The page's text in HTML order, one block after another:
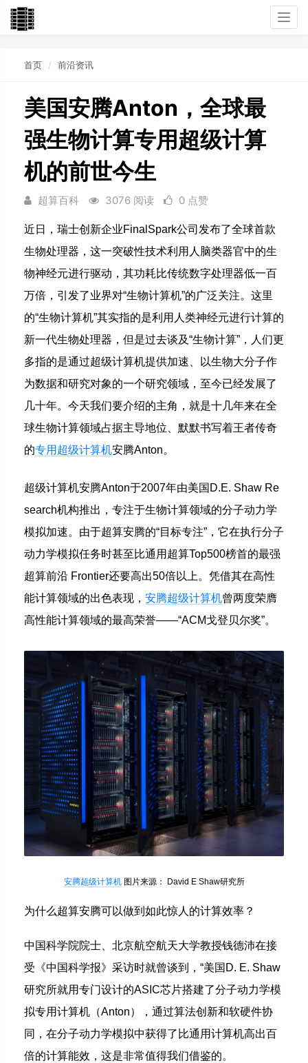
首页 前沿资讯
美国安腾Anton，全球最
强生物计算专用超级计算
机的前世今生
超算百科 3076 阅读 0 点赞
近日，瑞士创新企业FinalSpark公司发布了全球首款
生物处理器，这一突破性技术利用人脑类器官中的生
物神经元进行驱动，其功耗比传统数字处理器低一百
万倍，引发了业界对“生物计算机”的广泛关注。这里
的“生物计算机”其实指的是利用人类神经元进行计算的
新一代生物处理器，但是过去谈及“生物计算”，人们更
多指的是通过超级计算机提供加速、以生物大分子作
为数据和研究对象的一个研究领域，至今已经发展了
几十年。今天我们要介绍的主角，就是十几年来在全
球生物计算领域占据主导地位、默默书写着王者传奇
的专用超级计算机安腾Anton。
超级计算机安腾Anton于2007年由美国D.E. Shaw Re
search机构推出，专注于生物计算领域的分子动力学
模拟加速。由于超算安腾的“目标专注”，它在执行分子
动力学模拟任务时甚至比通用超算Top500榜首的最强
超算前沿 Frontier还要高出50倍以上。凭借其在高性
能计算领域的出色表现， 安腾超级计算机曾两度荣膺
高性能计算领域的最高荣誉——“ACM戈登贝尔奖”。
安腾超级计算机图片来源： David E Shaw研究所
为什么超算安腾可以做到如此惊人的计算效率？
中国科学院院士、北京航空航天大学教授钱德沛在接
受《中国科学报》采访时就曾谈到，“美国D. E. Shaw
研究所就用专门设计的ASIC芯片搭建了分子动力学模
拟专用计算机（Anton），通过算法创新和软硬件协
同，在分子动力学模拟中获得了比通用计算机高出百
倍的计算能效，这是非常值得我们借鉴的。